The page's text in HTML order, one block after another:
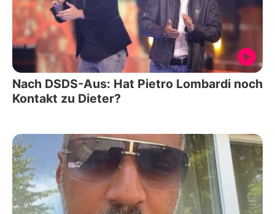
Nach DSDS-Aus: Hat Pietro Lombardi noch
Kontakt zu Dieter?